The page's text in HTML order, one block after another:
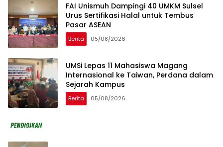
FAI Unismuh Dampingi 40 UMKM Sulsel
Urus Sertifikasi Halal untuk Tembus
Pasar ASEAN
Berita 05/08/2026
UMSi Lepas 11 Mahasiswa Magang
Internasional ke Taiwan, Perdana dalam
Sejarah Kampus
Berita 05/08/2026